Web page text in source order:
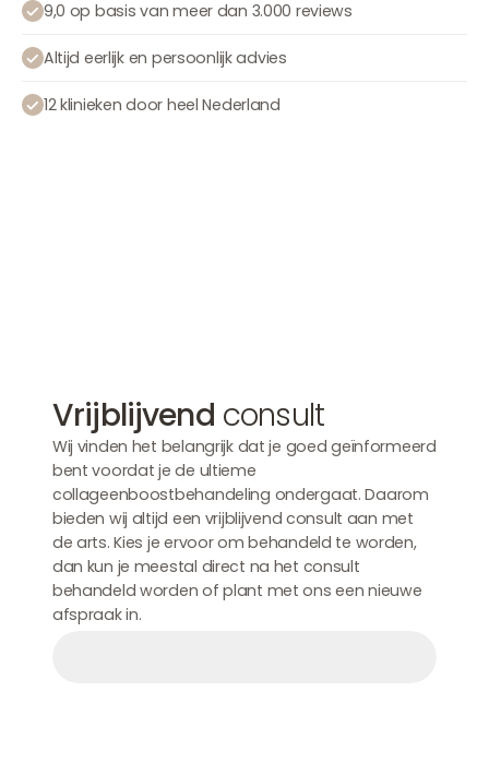
9,0 op basis van meer dan 3.000 reviews
Altijd eerlijk en persoonlijk advies
12 klinieken door heel Nederland
Vrijblijvend consult
Wij vinden het belangrijk dat je goed geïnformeerd
bent voordat je de ultieme
collageenboostbehandeling ondergaat. Daarom
bieden wij altijd een vrijblijvend consult aan met
de arts. Kies je ervoor om behandeld te worden,
dan kun je meestal direct na het consult
behandeld worden of plant met ons een nieuwe
afspraak in.